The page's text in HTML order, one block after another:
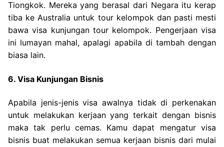
Tiongkok. Mereka yang berasal dari Negara itu kerap
tiba ke Australia untuk tour kelompok dan pasti mesti
bawa visa kunjungan tour kelompok. Pengerjaan visa
ini lumayan mahal, apalagi apabila di tambah dengan
biasa lain.
6. Visa Kunjungan Bisnis
Apabila jenis-jenis visa awalnya tidak di perkenakan
untuk melakukan kerjaan yang terkait dengan bisnis
maka tak perlu cemas. Kamu dapat mengatur visa
bisnis buat melakukan semua kerjaan bisnis dari mulai